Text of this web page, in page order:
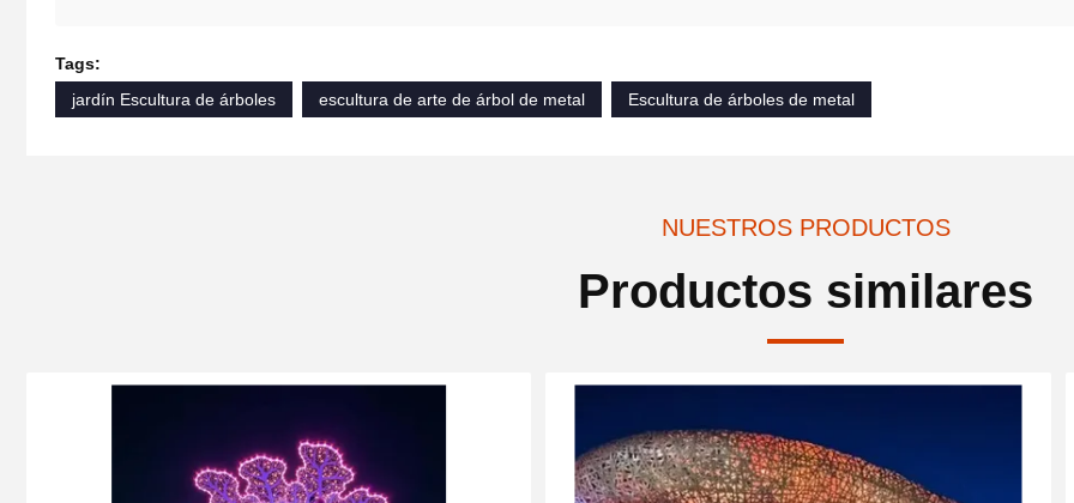
Tags:
jardín Escultura de árboles
escultura de arte de árbol de metal Escultura de árboles de metal
NUESTROS PRODUCTOS
Productos similares